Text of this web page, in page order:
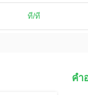
ที/ที
คํา